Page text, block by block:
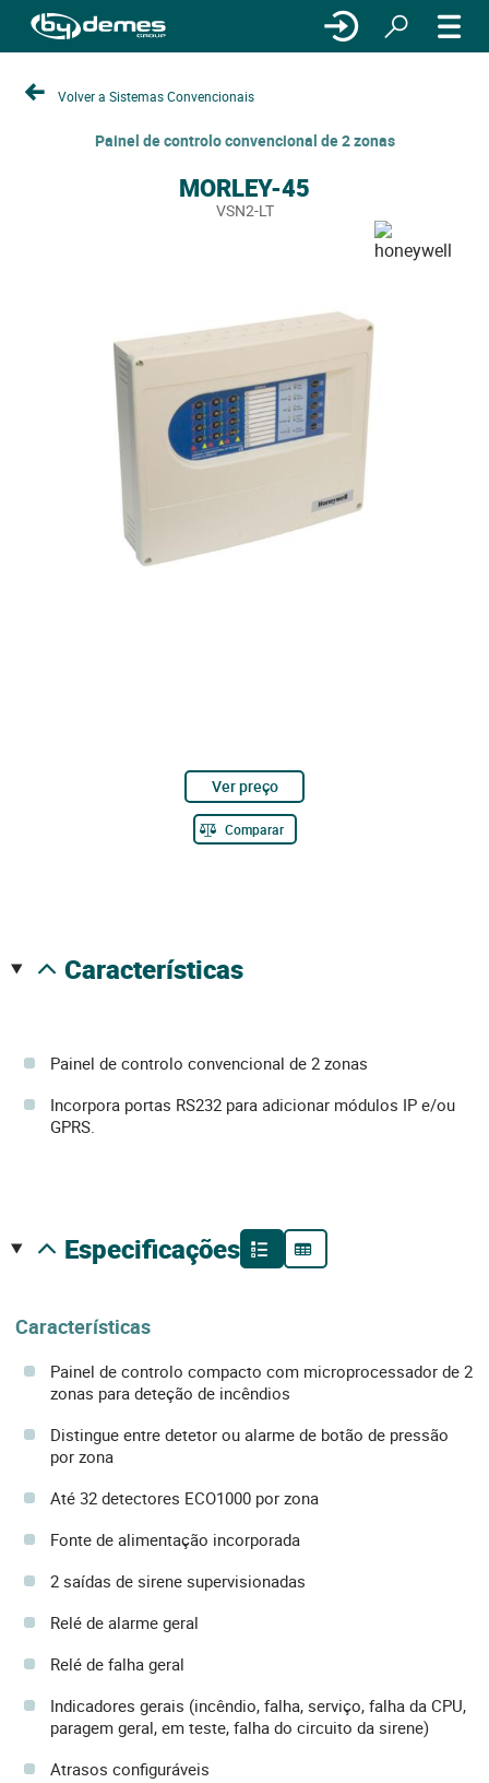
Volver a Sistemas Convencionais
Painel de controlo convencional de 2 zonas
MORLEY-45
VSN2-LT
Ver preço
Comparar
características
Painel de controlo convencional de 2 zonas
Incorpora portas RS232 para adicionar módulos IP e/ou
GPRS.
especificações
Características
Painel de controlo compacto com microprocessador de 2
zonas para deteção de incêndios
Distingue entre detetor ou alarme de botão de pressão
por zona
Até 32 detectores ECO1000 por zona
Fonte de alimentação incorporada
2 saídas de sirene supervisionadas
Relé de alarme geral
Relé de falha geral
Indicadores gerais (incêndio, falha, serviço, falha da CPU,
paragem geral, em teste, falha do circuito da sirene)
Atrasos configuráveis